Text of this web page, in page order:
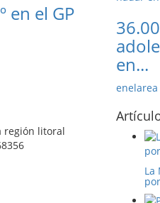
en el GP
en...
enelarea
región litoral
La